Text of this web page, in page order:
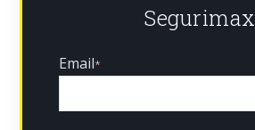
Segurimax
Email*